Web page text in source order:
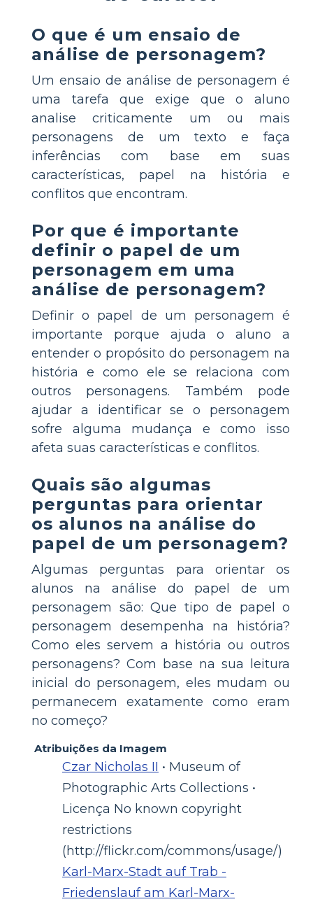
O que é um ensaio de
análise de personagem?
Um ensaio de análise de personagem é
uma tarefa que exige que o aluno
analise criticamente um ou mais
personagens de um texto e faça
inferências com base em suas
características, papel na história e
conflitos que encontram.
Por que é importante
definir o papel de um
personagem em uma
análise de personagem?
Definir o papel de um personagem é
importante porque ajuda o aluno a
entender o propósito do personagem na
história e como ele se relaciona com
outros personagens. Também pode
ajudar a identificar se o personagem
sofre alguma mudança e como isso
afeta suas características e conflitos.
Quais são algumas
perguntas para orientar
os alunos na análise do
papel de um personagem?
Algumas perguntas para orientar os
alunos na análise do papel de um
personagem são: Que tipo de papel o
personagem desempenha na história?
Como eles servem a história ou outros
personagens? Com base na sua leitura
inicial do personagem, eles mudam ou
permanecem exatamente como eram
no começo?
Atribuições da Imagem
Czar Nicholas II • Museum of
Photographic Arts Collections •
Licença No known copyright
restrictions
(http://flickr.com/commons/usage/)
Karl-Marx-Stadt auf Trab -
Friedenslauf am Karl-Marx-